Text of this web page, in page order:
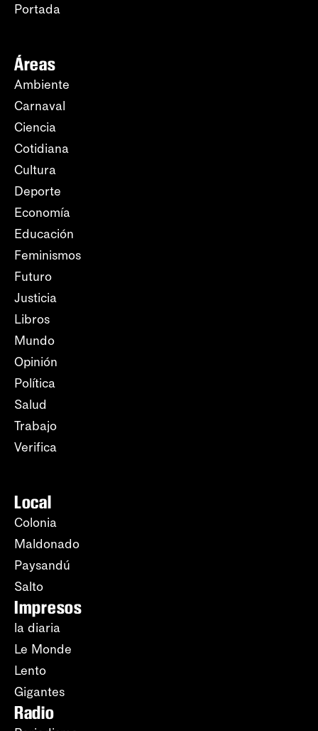
Portada
Áreas
Ambiente
Carnaval
Ciencia
Cotidiana
Cultura
Deporte
Economía
Educación
Feminismos
Futuro
Justicia
Libros
Mundo
Opinión
Política
Salud
Trabajo
Verifica
Local
Colonia
Maldonado
Paysandú
Salto
Impresos
la diaria
Le Monde
Lento
Gigantes
Radio